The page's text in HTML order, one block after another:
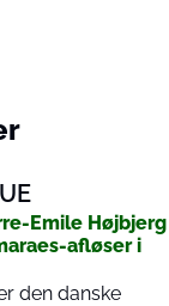
Emile Højbjerg
afløser i
den danske